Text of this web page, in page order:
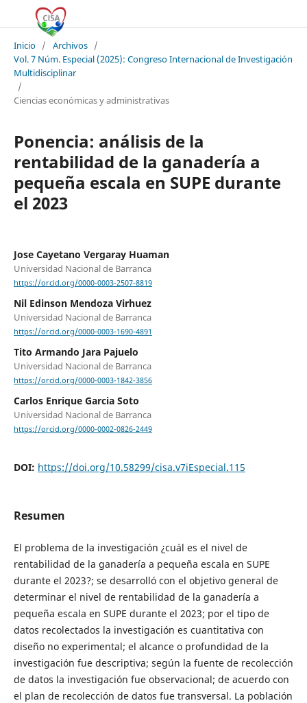
Inicio / Archivos /
Vol. 7 Núm. Especial (2025): Congreso Internacional de Investigación
Multidisciplinar
/
Ciencias económicas y administrativas
Ponencia: análisis de la
rentabilidad de la ganadería a
pequeña escala en SUPE durante
el 2023
Jose Cayetano Vergaray Huaman
Universidad Nacional de Barranca
https://orcid.org/0000-0003-2507-8819
Nil Edinson Mendoza Virhuez
Universidad Nacional de Barranca
https://orcid.org/0000-0003-1690-4891
Tito Armando Jara Pajuelo
Universidad Nacional de Barranca
https://orcid.org/0000-0003-1842-3856
Carlos Enrique Garcia Soto
Universidad Nacional de Barranca
https://orcid.org/0000-0002-0826-2449
DOI: https://doi.org/10.58299/cisa.v7iEspecial.115
Resumen
El problema de la investigación ¿cuál es el nivel de
rentabilidad de la ganadería a pequeña escala en SUPE
durante el 2023?; se desarrolló con el objetivo general de
determinar el nivel de rentabilidad de la ganadería a
pequeña escala en SUPE durante el 2023; por el tipo de
datos recolectados la investigación es cuantitativa con
diseño no experimental; el alcance o profundidad de la
investigación fue descriptiva; según la fuente de recolección
de datos la investigación fue observacional; de acuerdo con
el plan de recolección de datos fue transversal. La población